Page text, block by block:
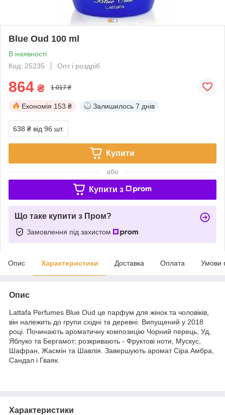
Blue Oud 100 ml
В наявності
Код: 25235
Опт і роздріб
864 ₴ 1 017 ₴
Економія 153 ₴ Залишилось 7 днів
638 ₴ від 96 шт.
Купити
або
Купити з
Що таке купити з Пром?
Замовлення під захистом
Опис Характеристики Доставка Оплата Умови
Опис
Lattafa Perfumes Blue Oud це парфум для жінок та чоловіків,
він належить до групи східні та деревні. Випущений у 2018
році. Починають ароматичну композицію Чорний перець, Уд,
Яблуко та Бергамот; розкривають - Фруктові ноти, Мускус,
Шафран, Жасмін та Шавлія. Завершують аромат Сіра Амбра,
Сандал і Гваяк.
Характеристики